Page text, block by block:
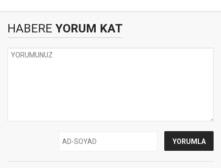
HABERE YORUM KAT